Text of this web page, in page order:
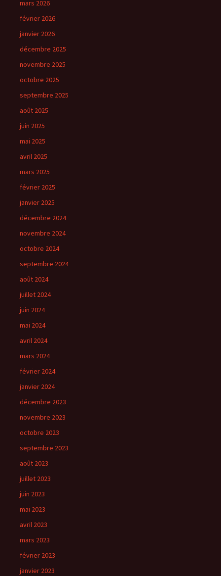
mars 2026
février 2026
janvier 2026
décembre 2025
novembre 2025
octobre 2025
septembre 2025
août 2025
juin 2025
mai 2025
avril 2025
mars 2025
février 2025
janvier 2025
décembre 2024
novembre 2024
octobre 2024
septembre 2024
août 2024
juillet 2024
juin 2024
mai 2024
avril 2024
mars 2024
février 2024
janvier 2024
décembre 2023
novembre 2023
octobre 2023
septembre 2023
août 2023
juillet 2023
juin 2023
mai 2023
avril 2023
mars 2023
février 2023
janvier 2023